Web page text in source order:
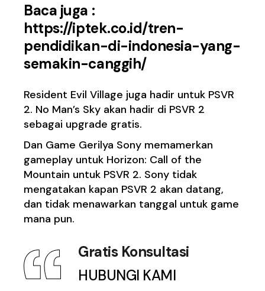
Baca juga :
https://iptek.co.id/tren-
pendidikan-di-indonesia-yang-
semakin-canggih/
Resident Evil Village juga hadir untuk PSVR
2. No Man’s Sky akan hadir di PSVR 2
sebagai upgrade gratis.
Dan Game Gerilya Sony memamerkan
gameplay untuk Horizon: Call of the
Mountain untuk PSVR 2. Sony tidak
mengatakan kapan PSVR 2 akan datang,
dan tidak menawarkan tanggal untuk game
mana pun.
Gratis Konsultasi
HUBUNGI KAMI